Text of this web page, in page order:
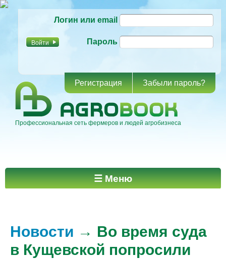
основному
Логин или email
Пароль
Регистрация Забыли пароль?
Профессиональная сеть фермеров и людей агробизнеса
Главное меню ☰ Меню
Новости → Во время суда
в Кущевской попросили